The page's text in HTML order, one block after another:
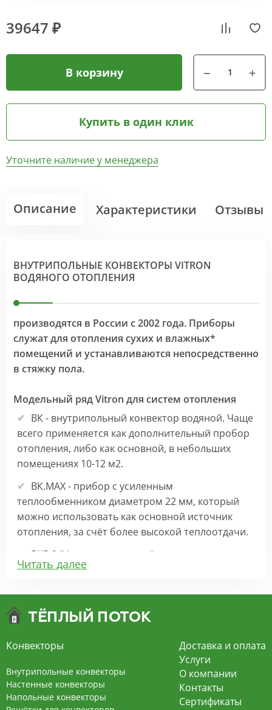
39647 ₽
В корзину
Купить в один клик
Уточните наличие у менеджера
Описание Характеристики Отзывы
ВНУТРИПОЛЬНЫЕ КОНВЕКТОРЫ VITRON
ВОДЯНОГО ОТОПЛЕНИЯ
производятся в России с 2002 года. Приборы
служат для отопления сухих и влажных*
помещений и устанавливаются непосредственно
в стяжку пола.
Модельный ряд Vitron для систем отопления
ВК - внутрипольный конвектор водяной. Чаще
всего применяется как дополнительный пробор
отопления, либо как основной, в небольших
помещениях 10-12 м2.
ВК.МАХ - прибор с усиленным
теплообменником диаметром 22 мм, который
можно использовать как основной источник
отопления, за счёт более высокой теплоотдачи.
ВКВ 24V – внутрипольный конвектор
отопления с вентилятором на 24В подходит для
экономит электроэнергию и бесшумно работает.
конвекцией на 220В. За счет тангенциального
вентилятора создает принудительную
конвекцию, что позволяет обогревать
помещения большой площади.
Читать далее
Конвекторы
Внутрипольные конвекторы
Настенные конвекторы
Напольные конвекторы
Доставка и оплата
Услуги
О компании
Контакты
Сертификаты